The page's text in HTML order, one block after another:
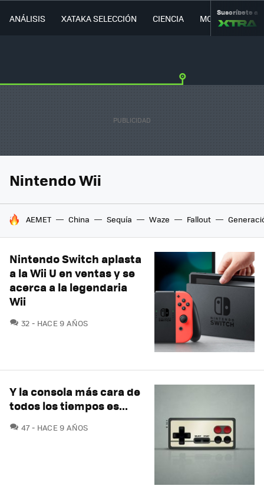
ANÁLISIS XATAKA SELECCIÓN CIENCIA MOVILIDAD
Suscríbete a
Nintendo Wii
HOY SE HABLA DE
AEMET China Sequía Waze Fallout
Nintendo Switch aplasta
a la Wii U en ventas y se
acerca a la legendaria
Wii
32 COMENTARIOS
HACE 9 AÑOS
Y la consola más cara de
todos los tiempos es...
47COMENTARIOS
HACE 9 AÑOS